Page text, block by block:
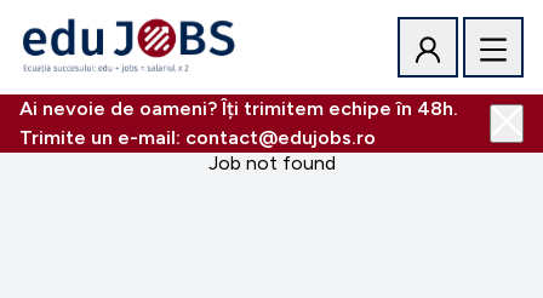
Ai nevoie de oameni? Îți trimitem echipe în 48h.
Trimite un e-mail: contact@edujobs.ro
Job not found